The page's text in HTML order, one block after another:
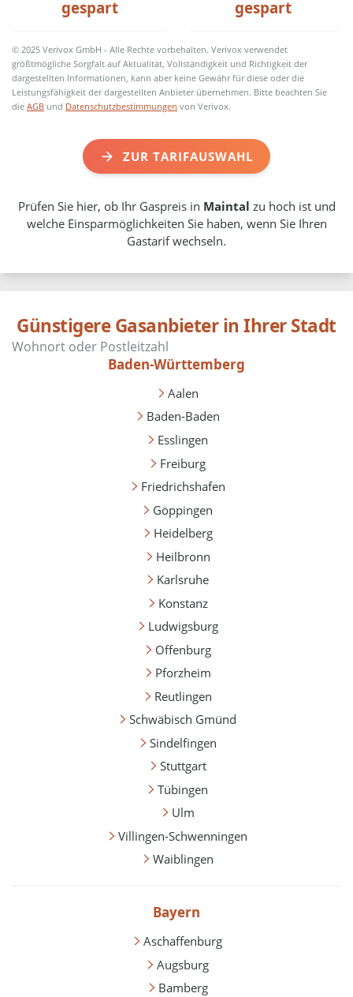
gespart gespart
© 2025 Verivox GmbH - Alle Rechte vorbehalten. Verivox verwendet
größtmögliche Sorgfalt auf Aktualität, Vollständigkeit und Richtigkeit der
dargestellten Informationen, kann aber keine Gewähr für diese oder die
Leistungsfähigkeit der dargestellten Anbieter übernehmen. Bitte beachten Sie
dieAGB und Datenschutzbestimmungen von Verivox.
ZUR TARIFAUSWAHL
Prüfen Sie hier, ob Ihr Gaspreis in Maintal zu hoch ist und
welche Einsparmöglichkeiten Sie haben, wenn Sie Ihren
Gastarif wechseln.
Günstigere Gasanbieter in Ihrer Stadt
Baden-Württemberg
Aalen
Baden-Baden
Esslingen
Freiburg
Friedrichshafen
Göppingen
Heidelberg
Heilbronn
Karlsruhe
Konstanz
Ludwigsburg
Offenburg
Pforzheim
Reutlingen
Schwäbisch Gmünd
Sindelfingen
Stuttgart
Tübingen
Ulm
Villingen-Schwenningen
Waiblingen
Bayern
Aschaffenburg
Augsburg
Bamberg